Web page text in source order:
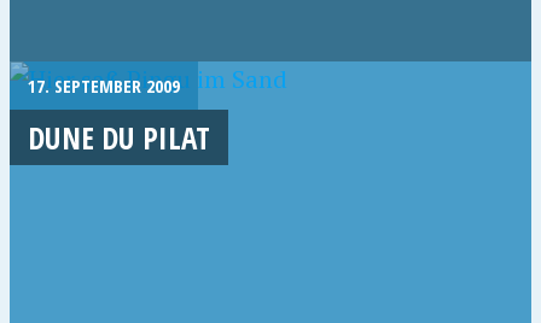
17. SEPTEMBER 2009
DUNE DU PILAT